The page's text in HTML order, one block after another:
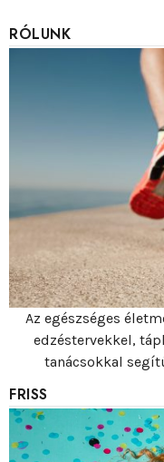
RÓLUNK
Az egészséges
edzéstervekkel,
tanácsokkal
FRISS